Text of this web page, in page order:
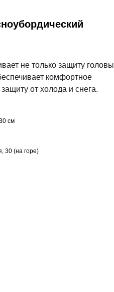
не только защиту головы
комфортное
от холода и снега.
см
30 (на горе)